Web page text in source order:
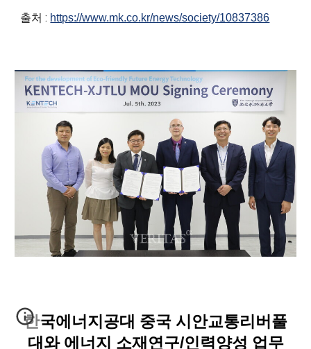
출처 : https://www.mk.co.kr/news/society/10837386
한국에너지공대 중국 시안교통리버풀
대와 에너지 소재연구/인력양성 업무